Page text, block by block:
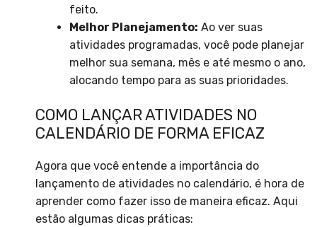
feito.
Melhor Planejamento: Ao ver suas
atividades programadas, você pode planejar
melhor sua semana, mês e até mesmo o ano,
alocando tempo para as suas prioridades.
COMO LANÇAR ATIVIDADES NO
CALENDÁRIO DE FORMA EFICAZ
Agora que você entende a importância do
lançamento de atividades no calendário, é hora de
aprender como fazer isso de maneira eficaz. Aqui
estão algumas dicas práticas: